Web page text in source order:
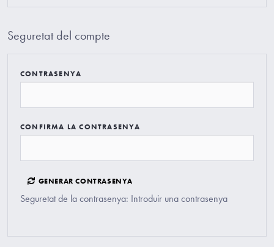
Seguretat del compte
CONTRASENYA
CONFIRMA LA CONTRASENYA
GENERAR CONTRASENYA
Seguretat de la contrasenya: Introduir una contrasenya